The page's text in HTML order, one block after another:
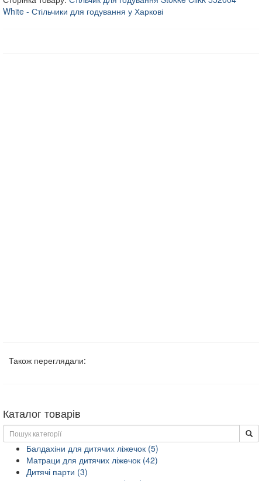
White - Стільчики для годування у Харкові
Також переглядали:
Каталог товарів
Балдахіни для дитячих ліжечок (5)
Матраци для дитячих ліжечок (42)
Дитячі парти (3)